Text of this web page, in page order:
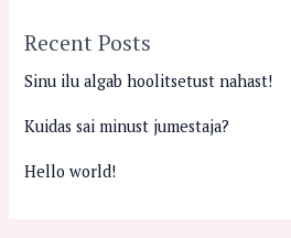
Recent Posts
Sinu ilu algab hoolitsetust nahast!
Kuidas sai minust jumestaja?
Hello world!